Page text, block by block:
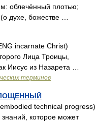
облечённый плотью;
духе, божестве …
incarnate Christ)
Лица Троицы,
Иисус из Назарета …
терминов
technical progress)
которое может